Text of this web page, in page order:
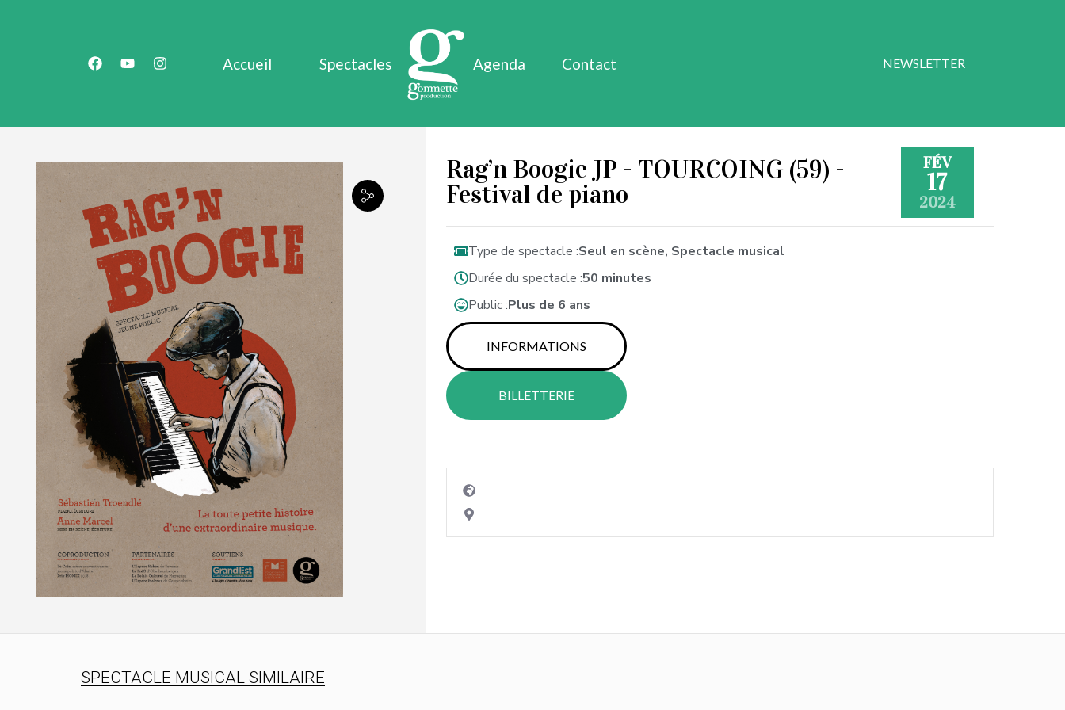
Accueil Spectacles Agenda Contact NEWSLETTER
Rag’n Boogie JP - TOURCOING (59) -
Festival de piano
FÉV
17
2024
Type de spectacle :Seul en scène, Spectacle musical
Durée du spectacle :50 minutes
Public :Plus de 6 ans
INFORMATIONS
BILLETTERIE
SPECTACLE MUSICAL SIMILAIRE